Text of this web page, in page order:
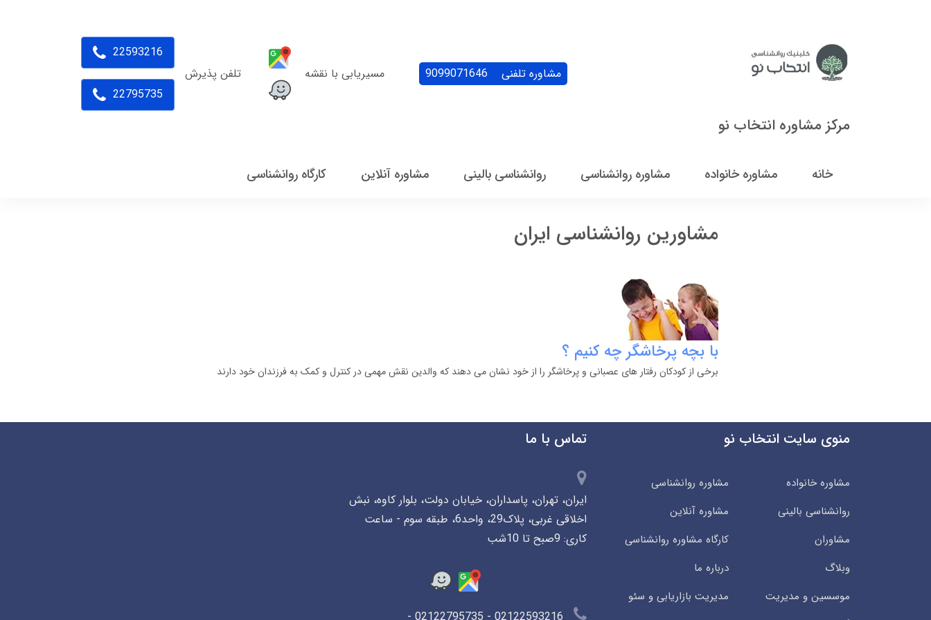
مرکز مشاوره انتخاب نو
مشاوره تلفنی 9099071646 مسیریابی با نقشه تلفن پذیرش
22593216
22795735
خانه مشاوره خانواده مشاوره روانشناسی روانشناسی بالینی مشاوره آنلاین کارگاه روانشناسی
مشاورین روانشناسی ایران
با بچه پرخاشگر چه کنیم ؟
برخی از کودکان رفتار های عصبانی و پرخاشگر را از خود نشان می دهند که والدین نقش مهمی در کنترل و کمک به فرزندان خود دارند
منوی سایت انتخاب نو
مشاوره خانواده
مشاوره روانشناسی
روانشناسی بالینی
مشاوره آنلاین
مشاوران
کارگاه مشاوره روانشناسی
وبلاگ
درباره ما
موسسین و مدیریت
مدیریت بازاریابی و سئو
تماس با ما
ایران، تهران، پاسداران، خیابان دولت، بلوار کاوه، نبش
اخلاقی غربی، پلاک29، واحد6، طبقه سوم - ساعت
کاری: 9صبح تا 10شب